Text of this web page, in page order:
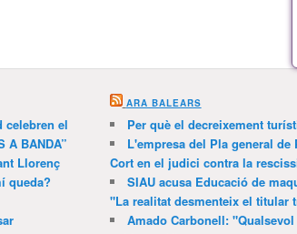
celebren el
A BANDA”
Llorenç
queda?
ARA BALEARS
Per què el decreixement
L'empresa del Pla general de
Cort en el judici contra la
SIAU acusa Educació de
"La realitat desmenteix el titular
Amado Carbonell: